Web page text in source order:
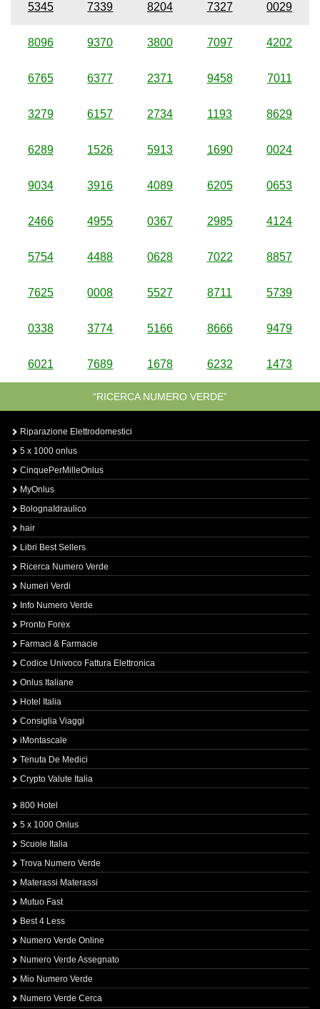
5345 7339 8204 7327 0029
8096 9370 3800 7097 4202
6765 6377 2371 9458 7011
3279 6157 2734 1193 8629
6289 1526 5913 1690 0024
9034 3916 4089 6205 0653
2466 4955 0367 2985 4124
5754 4488 0628 7022 8857
7625 0008 5527 8711 5739
0338 3774 5166 8666 9479
6021 7689 1678 6232 1473
“RICERCA NUMERO VERDE”
Riparazione Elettrodomestici
5 x 1000 onlus
CinquePerMilleOnlus
MyOnlus
BolognaIdraulico
hair
Libri Best Sellers
Ricerca Numero Verde
Numeri Verdi
Info Numero Verde
Pronto Forex
Farmaci & Farmacie
Codice Univoco Fattura Elettronica
Onlus Italiane
Hotel Italia
Consiglia Viaggi
iMontascale
Tenuta De Medici
Crypto Valute Italia
800 Hotel
5 x 1000 Onlus
Scuole Italia
Trova Numero Verde
Materassi Materassi
Mutuo Fast
Best 4 Less
Numero Verde Online
Numero Verde Assegnato
Mio Numero Verde
Numero Verde Cerca